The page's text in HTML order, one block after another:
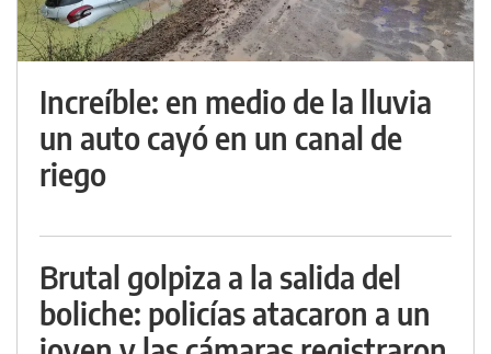
Increíble: en medio de la lluvia
un auto cayó en un canal de
riego
Brutal golpiza a la salida del
boliche: policías atacaron a un